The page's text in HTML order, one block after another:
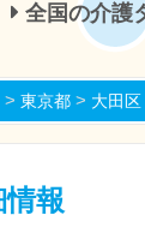
全国の介護
> 東京都> 大田区
報